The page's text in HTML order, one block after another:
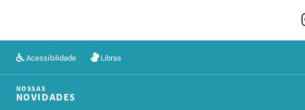
Acessibilidade Libras
NOSSAS
NOVIDADES